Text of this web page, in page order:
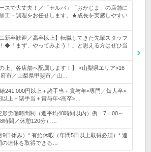
スで大丈夫！／「セルバ」「おかじま」の店舗に
工・調理をお任せします。★成長を実感しやすい
新卒歓迎／高卒以上】転職してきた先輩スタッフ
◆「まず、やってみよう！」と思える方はぜひ当
上、各店舗へ配属します！】 <山梨県エリア>16
市／山梨県甲斐市／山…
241,000円以上＋諸手当＋賞与年<専門／短大卒>
以上＋諸手当＋賞与年<高卒>…
形労働時間制（週平均40時間以内）例 7：00～
時間／休憩120分）…
9日休み）* 有給休暇（年間5日以上取得必須）* 連
の連休を取得できる…